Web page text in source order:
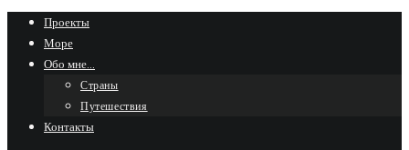
Skip
content
Проекты
Море
Обо мне…
Страны
Путешествия
Контакты